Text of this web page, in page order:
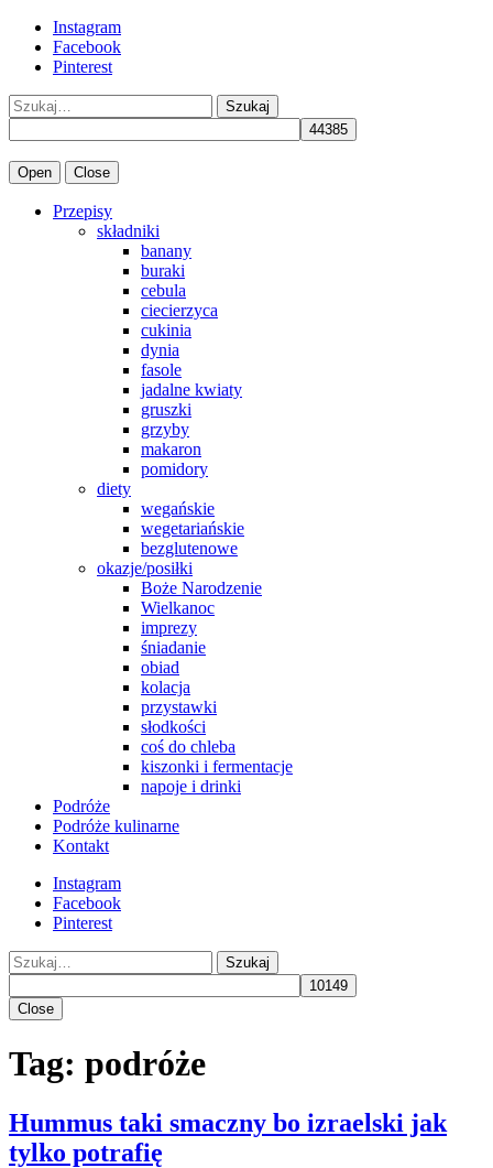
Instagram
Facebook
Pinterest
Szukaj
Open Close
Przepisy
składniki
banany
buraki
cebula
ciecierzyca
cukinia
dynia
fasole
jadalne kwiaty
gruszki
grzyby
makaron
pomidory
diety
wegańskie
wegetariańskie
bezglutenowe
okazje/posiłki
Boże Narodzenie
Wielkanoc
imprezy
śniadanie
obiad
kolacja
przystawki
słodkości
coś do chleba
kiszonki i fermentacje
napoje i drinki
Podróże
Podróże kulinarne
Kontakt
Instagram
Facebook
Pinterest
Szukaj
Close
Tag: podróże
Hummus taki smaczny bo izraelski jak
tylko potrafię